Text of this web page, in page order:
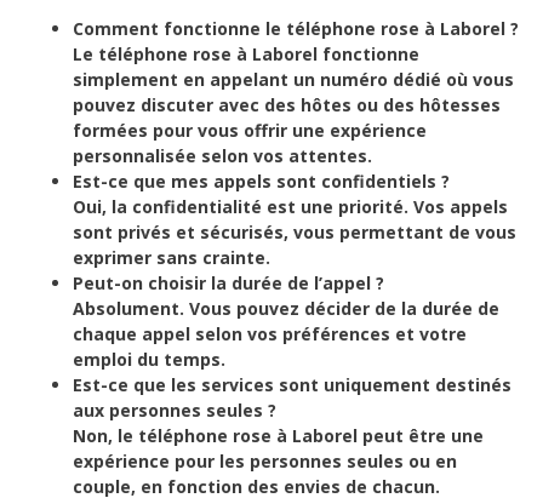
Comment fonctionne le téléphone rose à Laborel ?
Le téléphone rose à Laborel fonctionne
simplement en appelant un numéro dédié où vous
pouvez discuter avec des hôtes ou des hôtesses
formées pour vous offrir une expérience
personnalisée selon vos attentes.
Est-ce que mes appels sont confidentiels ?
Oui, la confidentialité est une priorité. Vos appels
sont privés et sécurisés, vous permettant de vous
exprimer sans crainte.
Peut-on choisir la durée de l’appel ?
Absolument. Vous pouvez décider de la durée de
chaque appel selon vos préférences et votre
emploi du temps.
Est-ce que les services sont uniquement destinés
aux personnes seules ?
Non, le téléphone rose à Laborel peut être une
expérience pour les personnes seules ou en
couple, en fonction des envies de chacun.